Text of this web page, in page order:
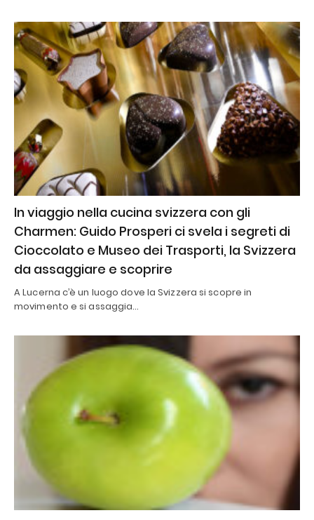
In viaggio nella cucina svizzera con gli
Charmen: Guido Prosperi ci svela i segreti di
Cioccolato e Museo dei Trasporti, la Svizzera
da assaggiare e scoprire
A Lucerna c’è un luogo dove la Svizzera si scopre in
movimento e si assaggia…